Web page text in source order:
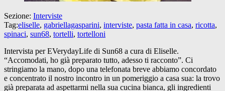
Sezione: Interviste
Tag:eliselle, gabriellagasparini, interviste, pasta fatta in casa, ricotta,
spinaci, sun68, tortelli, tortelloni
Intervista per EVerydayLife di Sun68 a cura di Eliselle.
“Accomodati, ho già preparato tutto, adesso ti racconto”. Ci
stringiamo la mano, dopo una telefonata breve abbiamo concordato
e concentrato il nostro incontro in un pomeriggio a casa sua: la trovo
già preparata ad aspettarmi nella sua cucina bianca, gli ingredienti